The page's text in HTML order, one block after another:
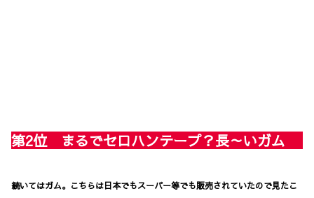
第2位 まるでセロハンテープ？長～いガム
続いてはガム。こちらは日本でもスーパー等でも販売されていたので見たこ